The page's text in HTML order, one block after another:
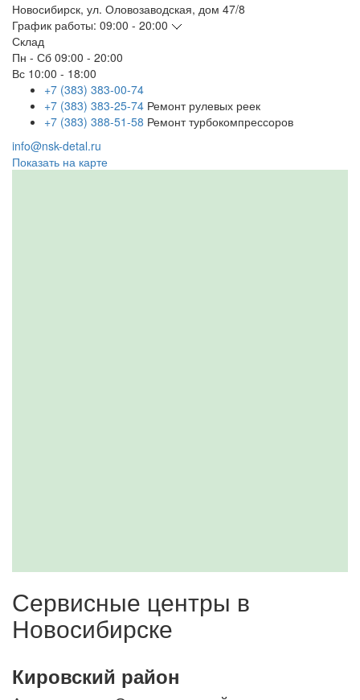
Новосибирск, ул. Оловозаводская, дом 47/8
График работы: 09:00 - 20:00
Склад
Пн - Сб 09:00 - 20:00
Вс 10:00 - 18:00
+7 (383) 383-00-74
+7 (383) 383-25-74 Ремонт рулевых реек
+7 (383) 388-51-58 Ремонт турбокомпрессоров
info@nsk-detal.ru
Показать на карте
Сервисные центры в
Новосибирске
Кировский район